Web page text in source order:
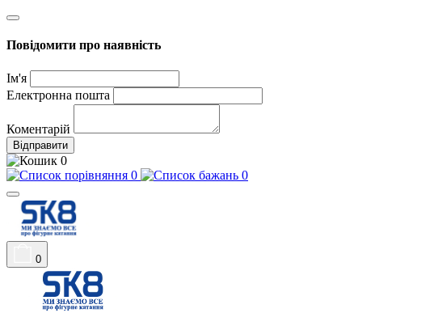
Повідомити про наявність
Ім'я
Електронна пошта
Коментарій
Відправити
0
0
0
0